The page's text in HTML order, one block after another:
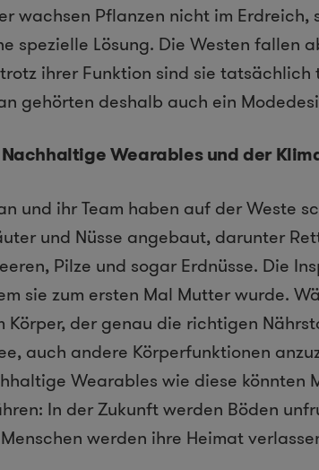
wachsen Pflanzen nicht im Erdreich,
spezielle Lösung. Die Westen fallen
ihrer Funktion sind sie tatsächlich
gehörten deshalb auch ein
Nachhaltige Wearables und der
und ihr Team haben auf der Weste
und Nüsse angebaut, darunter
Pilze und sogar Erdnüsse. Die
sie zum ersten Mal Mutter wurde.
Körper, der genau die richtigen
auch andere Körperfunktionen
Wearables wie diese könnten
In der Zukunft werden Böden
werden ihre Heimat